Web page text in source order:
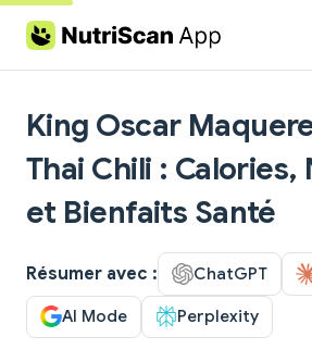
Skip to content
King Oscar
Thai Chili :
et Bienfaits Santé
Résumer avec : ChatGPT
AI Mode Perplexity